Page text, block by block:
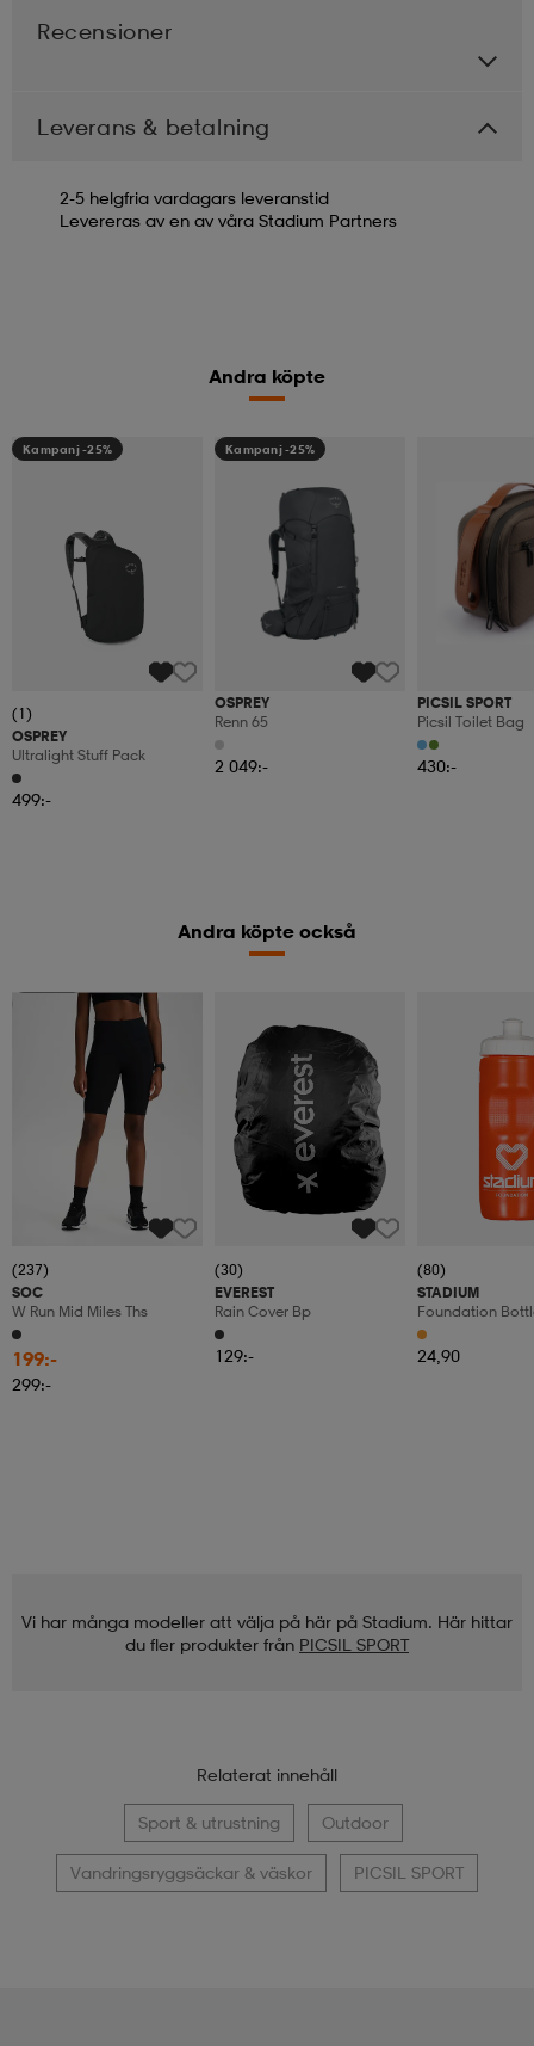
Recensioner
Leverans & betalning
2-5 helgfria vardagars leveranstid
Levereras av en av våra Stadium Partners
Andra köpte
Kampanj -25%
(1)
OSPREY
Ultralight Stuff Pack
499:-
Kampanj -25%
OSPREY
Renn 65
2 049:-
PICSIL SPORT
Picsil Toilet Bag
430:-
Andra köpte också
(237)
SOC
W Run Mid Miles Ths
199:-
299:-
(30)
EVEREST
Rain Cover Bp
129:-
(80)
STADIUM
Foundation
24,90
Vi har många modeller att välja på här på Stadium. Här hittar
du fler produkter från PICSIL SPORT
Relaterat innehåll
Sport & utrustning Outdoor
Vandringsryggsäckar & väskor PICSIL SPORT